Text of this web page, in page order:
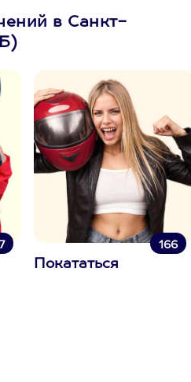
в Санкт-
166
Покататься